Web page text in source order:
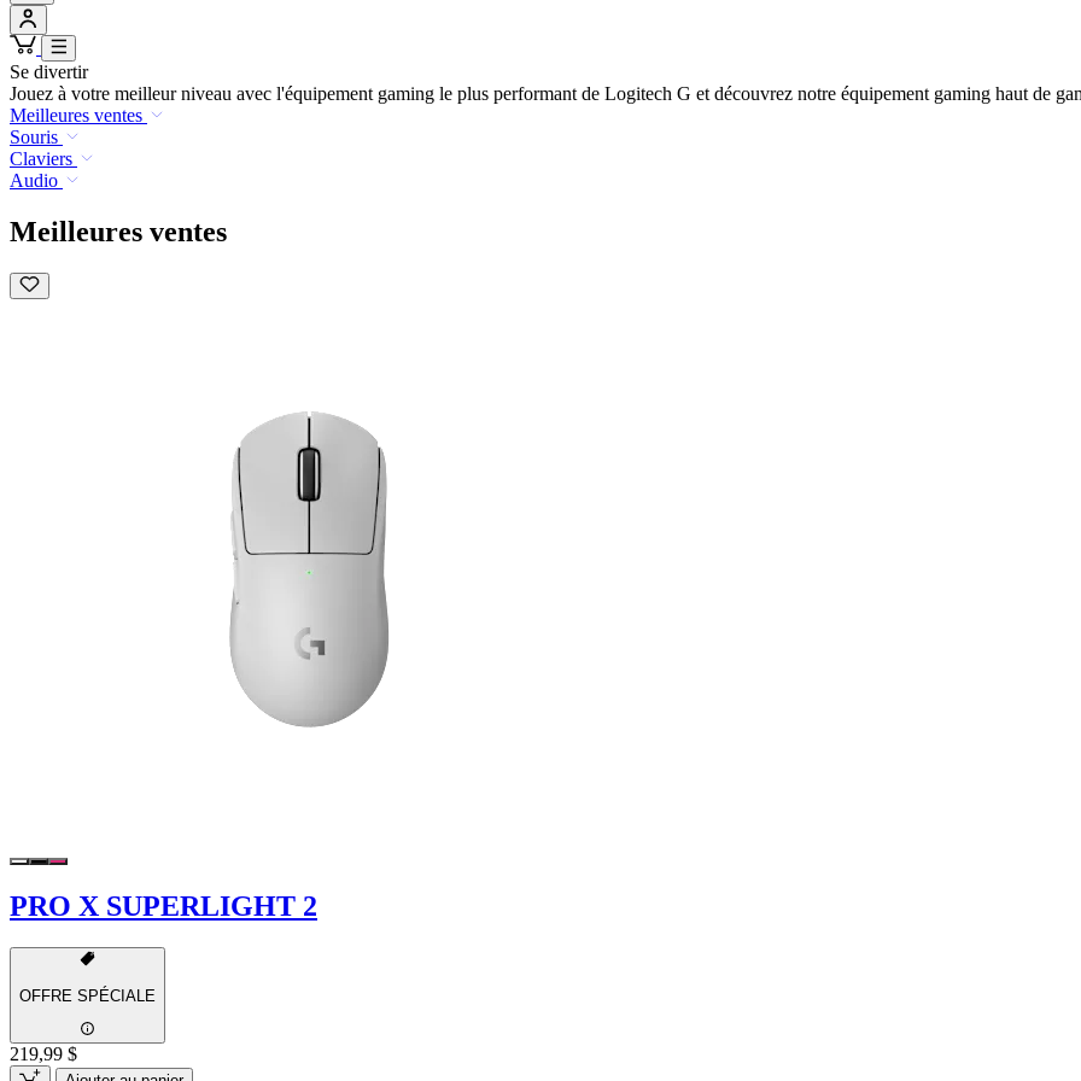
Se divertir
Jouez à votre meilleur niveau avec l'équipement gaming le plus performant de Logitech G et découvrez notre équipement gaming haut de
Meilleures ventes
Souris
Claviers
Audio
Meilleures ventes
PRO X SUPERLIGHT 2
OFFRE SPÉCIALE
219,99 $